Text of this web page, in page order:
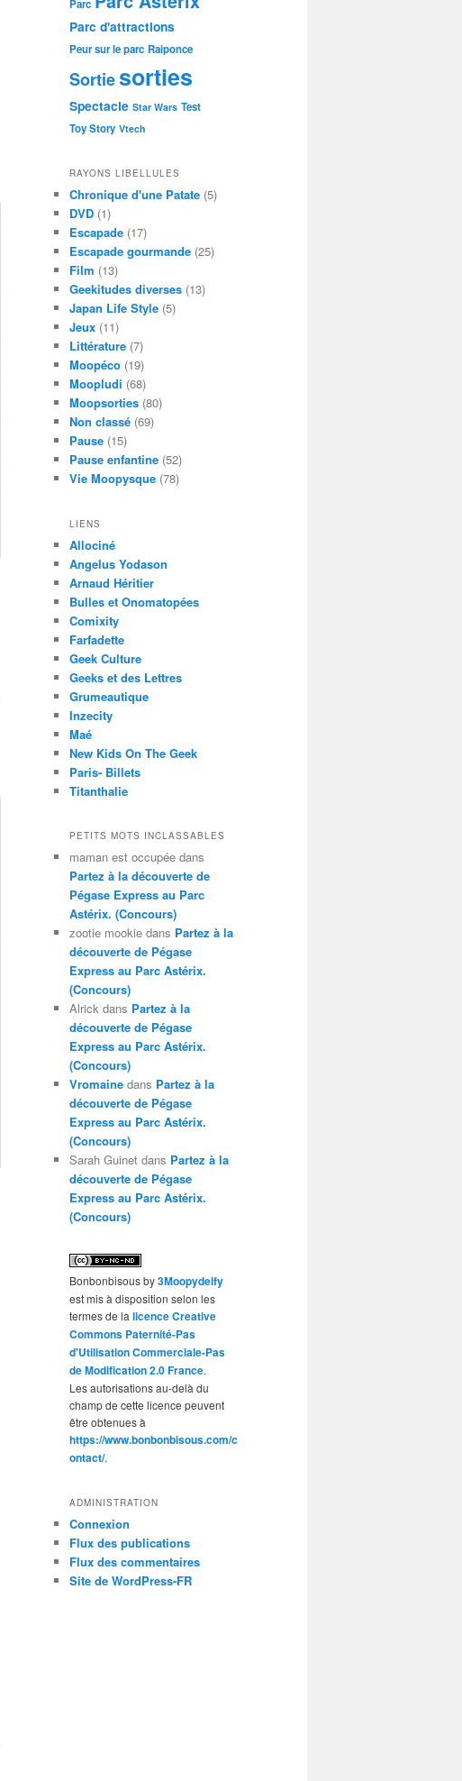
Parc
Parc d'attractions
Peur sur le parc Raiponce
Sortiesorties
Spectacle Star Wars Test
Toy Story Vtech
RAYONS LIBELLULES
Chronique d'une Patate (5)
DVD (1)
Escapade (17)
Escapade gourmande (25)
Film (13)
Geekitudes diverses (13)
Japan Life Style (5)
Jeux (11)
Littérature (7)
Moopéco (19)
Moopludi (68)
Moopsorties (80)
Non classé (69)
Pause (15)
Pause enfantine (52)
Vie Moopysque (78)
LIENS
Allociné
Angelus Yodason
Arnaud Héritier
Bulles et Onomatopées
Comixity
Farfadette
Geek Culture
Geeks et des Lettres
Grumeautique
Inzecity
Maé
New Kids On The Geek
Paris- Billets
Titanthalie
PETITS MOTS INCLASSABLES
maman est occupée dans
Partez à la découverte de
Pégase Express au Parc
Astérix. (Concours)
zootie mookie dans Partez à la
découverte de Pégase
Express au Parc Astérix.
(Concours)
Alrick dans Partez à la
découverte de Pégase
Express au Parc Astérix.
(Concours)
Vromaine dans Partez à la
découverte de Pégase
Express au Parc Astérix.
(Concours)
Sarah Guinet dans Partez à la
découverte de Pégase
Express au Parc Astérix.
(Concours)
Bonbonbisousby3Moopydelfy
est mis à disposition selon les
termes de la licence Creative
Commons Paternité-Pas
d'Utilisation Commerciale-Pas
de Modification 2.0 France.
Les autorisations au-delà du
champ de cette licence peuvent
être obtenues à
https://www.bonbonbisous.com/c
ontact/.
ADMINISTRATION
Connexion
Flux des publications
Flux des commentaires
Site de WordPress-FR